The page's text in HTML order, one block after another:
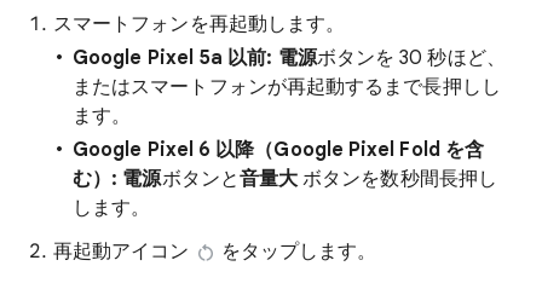
スマートフォンを再起動します。
Google Pixel 5a 以前: 電源ボタンを 30 秒ほど、
またはスマートフォンが再起動するまで長押しし
ます。
Google Pixel 6 以降（Google Pixel Fold を含
む）: 電源ボタンと音量大ボタンを数秒間長押し
します。
再起動アイコン
をタップします。